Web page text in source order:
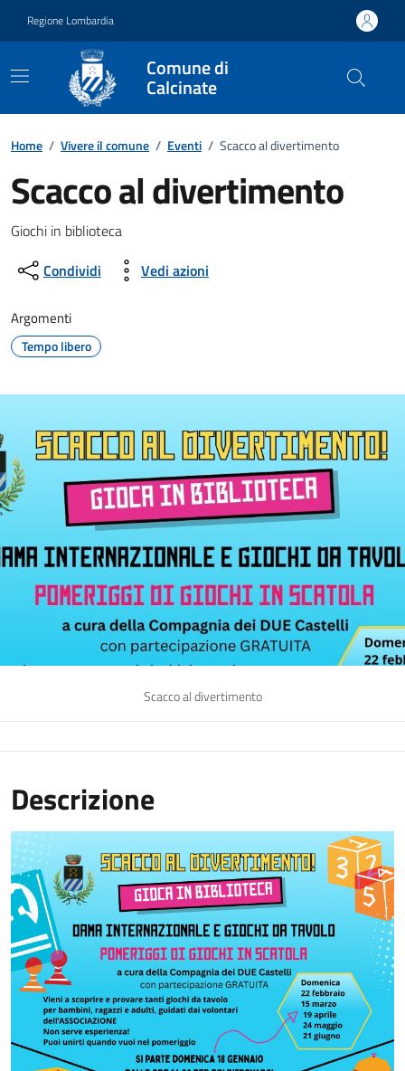
Regione Lombardia
Comune di
Calcinate
Home / Vivere il comune / Eventi / Scacco al divertimento
Scacco al divertimento
Dettagli della notizia
Giochi in biblioteca
Condividi
Vedi azioni
Argomenti
Tempo libero
Scacco al divertimento
Descrizione